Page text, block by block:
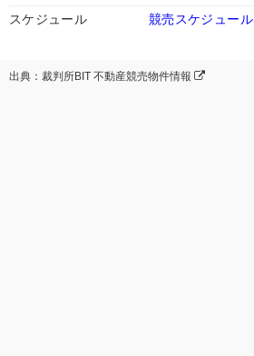
スケジュール
競売スケジュール
出典：裁判所BIT 不動産競売物件情報